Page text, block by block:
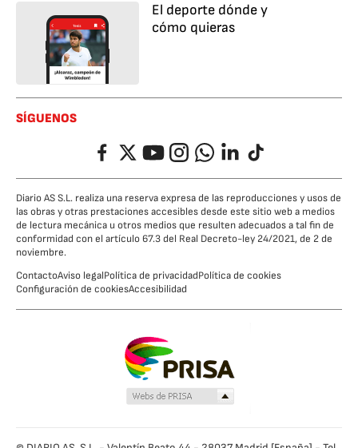
El deporte dónde y
cómo quieras
SÍGUENOS
FacebookTwitterYouTubeInstagramWhatsappLinkedIn
TikTok
Diario AS S.L. realiza una reserva expresa de las reproducciones y usos de
las obras y otras prestaciones accesibles desde este sitio web a medios
de lectura mecánica u otros medios que resulten adecuados a tal fin de
conformidad con el artículo 67.3 del Real Decreto-ley 24/2021, de 2 de
noviembre.
ContactoAviso legalPolítica de privacidadPolítica de cookies
Configuración de cookiesAccesibilidad